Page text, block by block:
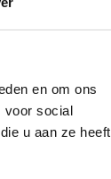
en om ons
voor social
u aan ze heeft